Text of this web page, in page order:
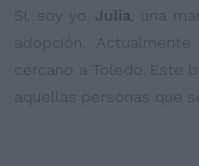
Sí, soy yo.Julia , una
adopción.
cercano a Toledo. Este
aquellas personas que